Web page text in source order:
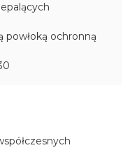
powłoką ochronną